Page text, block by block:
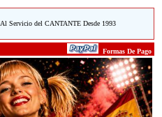
Al Servicio del CANTANTE Desde 1993
Formas De Pago